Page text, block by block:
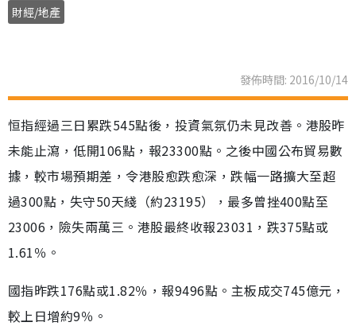
財經/地產
發佈時間: 2016/10/14
恒指經過三日累跌545點後，投資氣氛仍未見改善。港股昨
未能止瀉，低開106點，報23300點。之後中國公布貿易數
據，較市場預期差，令港股愈跌愈深，跌幅一路擴大至超
過300點，失守50天綫（約23195），最多曾挫400點至
23006，險失兩萬三。港股最終收報23031，跌375點或
1.61％。
國指昨跌176點或1.82％，報9496點。主板成交745億元，
較上日增約9％。